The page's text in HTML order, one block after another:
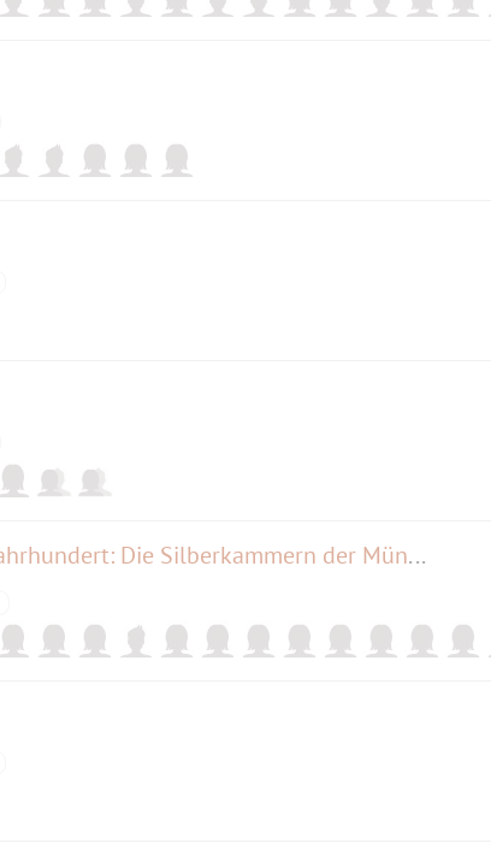
Führung : Tafelkultur im 17., 18. und 19. Jahrhundert: Die Silberkammern der Münchner Residenz